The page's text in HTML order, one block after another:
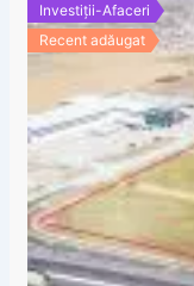
Investiții-Afaceri
Recent adăugat